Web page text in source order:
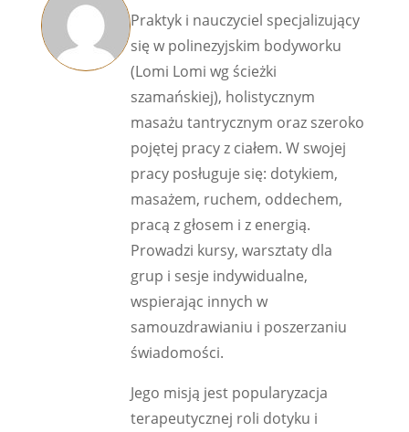
Praktyk i nauczyciel specjalizujący
się w polinezyjskim bodyworku
(Lomi Lomi wg ścieżki
szamańskiej), holistycznym
masażu tantrycznym oraz szeroko
pojętej pracy z ciałem. W swojej
pracy posługuje się: dotykiem,
masażem, ruchem, oddechem,
pracą z głosem i z energią.
Prowadzi kursy, warsztaty dla
grup i sesje indywidualne,
wspierając innych w
samouzdrawianiu i poszerzaniu
świadomości.
Jego misją jest popularyzacja
terapeutycznej roli dotyku i